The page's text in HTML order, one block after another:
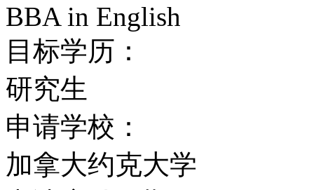
泰晤士报高等教育-QS
国内MBA排名
全球教育商学院排名网
全球商学院排名
BBA in English
目标学历：
研究生
申请学校：
加拿大约克大学